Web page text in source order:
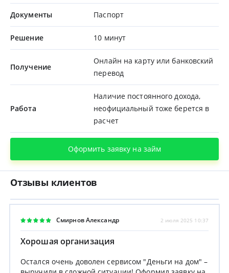
Документы Паспорт
Решение 10 минут
Получение
Онлайн на карту или банковский
перевод
Работа
Наличие постоянного дохода,
неофициальный тоже берется в
расчет
Оформить заявку на займ
Отзывы клиентов
Смирнов Александр 2 июля 2025 10:37
Хорошая организация
Остался очень доволен сервисом "Деньги на дом" –